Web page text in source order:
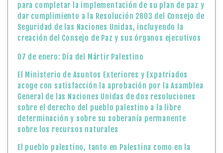
para completar la implementación de su plan de paz y
dar cumplimiento a la Resolución 2803 del Consejo de
Seguridad de las Naciones Unidas, incluyendo la
creación del Consejo de Paz y sus órganos ejecutivos
07 de enero: Día del Mártir Palestino
El Ministerio de Asuntos Exteriores y Expatriados
acoge con satisfacción la aprobación por la Asamblea
General de las Naciones Unidas de dos resoluciones
sobre el derecho del pueblo palestino a la libre
determinación y sobre su soberanía permanente
sobre los recursos naturales
El pueblo palestino, tanto en Palestina como en la